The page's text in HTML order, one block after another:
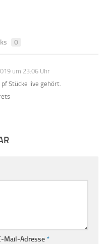
0
um 23:06 Uhr
Stücke live gehört.
Mail-Adresse*